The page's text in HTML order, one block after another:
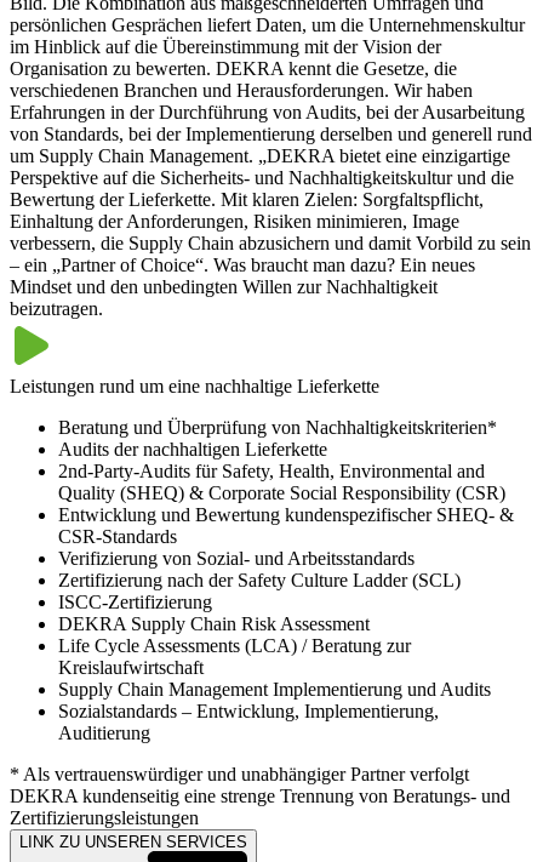
persönlichen Gesprächen liefert Daten, um die Unternehmenskultur
im Hinblick auf die Übereinstimmung mit der Vision der
Organisation zu bewerten. DEKRA kennt die Gesetze, die
verschiedenen Branchen und Herausforderungen. Wir haben
Erfahrungen in der Durchführung von Audits, bei der Ausarbeitung
von Standards, bei der Implementierung derselben und generell rund
um Supply Chain Management. „DEKRA bietet eine einzigartige
Perspektive auf die Sicherheits- und Nachhaltigkeitskultur und die
Bewertung der Lieferkette. Mit klaren Zielen: Sorgfaltspflicht,
Einhaltung der Anforderungen, Risiken minimieren, Image
verbessern, die Supply Chain abzusichern und damit Vorbild zu sein
– ein „Partner of Choice“. Was braucht man dazu? Ein neues
Mindset und den unbedingten Willen zur Nachhaltigkeit
beizutragen.
Leistungen rund um eine nachhaltige Lieferkette
Beratung und Überprüfung von Nachhaltigkeitskriterien*
Audits der nachhaltigen Lieferkette
2nd-Party-Audits für Safety, Health, Environmental and
Quality (SHEQ) & Corporate Social Responsibility (CSR)
Entwicklung und Bewertung kundenspezifischer SHEQ- &
CSR-Standards
Verifizierung von Sozial- und Arbeitsstandards
Zertifizierung nach der Safety Culture Ladder (SCL)
ISCC-Zertifizierung
DEKRA Supply Chain Risk Assessment
Life Cycle Assessments (LCA) / Beratung zur
Kreislaufwirtschaft
Supply Chain Management Implementierung und Audits
Sozialstandards – Entwicklung, Implementierung,
Auditierung
* Als vertrauenswürdiger und unabhängiger Partner verfolgt
DEKRA kundenseitig eine strenge Trennung von Beratungs- und
Zertifizierungsleistungen
LINK ZU UNSEREN SERVICES